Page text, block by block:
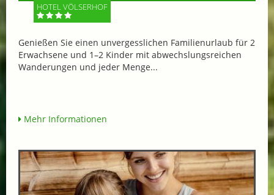
HOTEL VÖLSERHOF
Genießen Sie einen unvergesslichen Familienurlaub für 2
Erwachsene und 1–2 Kinder mit abwechslungsreichen
Wanderungen und jeder Menge...
Mehr Informationen